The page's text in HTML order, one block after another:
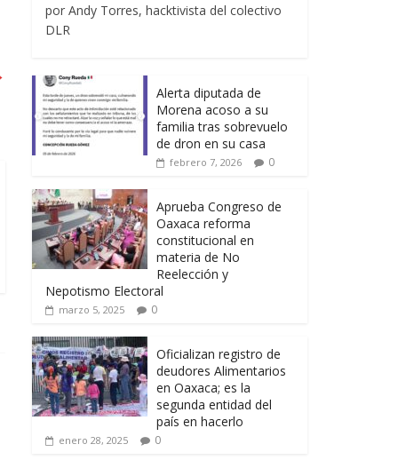
por Andy Torres, hacktivista del colectivo
DLR
Alerta diputada de
Morena acoso a su
familia tras sobrevuelo
de dron en su casa
febrero 7, 2026 0
Aprueba Congreso de
Oaxaca reforma
constitucional en
materia de No
Reelección y
Nepotismo Electoral
marzo 5, 2025 0
Oficializan registro de
deudores Alimentarios
en Oaxaca; es la
segunda entidad del
país en hacerlo
enero 28, 2025 0